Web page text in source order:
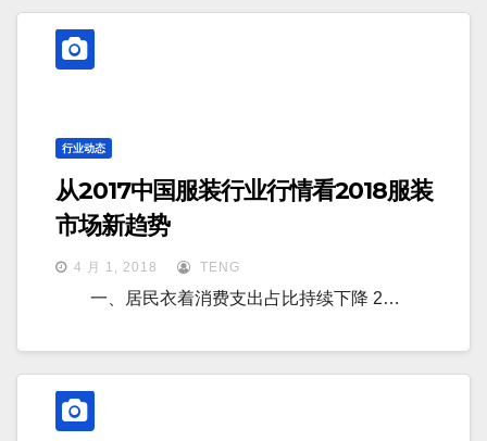
行业动态
从2017中国服装行业行情看2018服装
市场新趋势
4 月 1, 2018 TENG
一、居民衣着消费支出占比持续下降 2…